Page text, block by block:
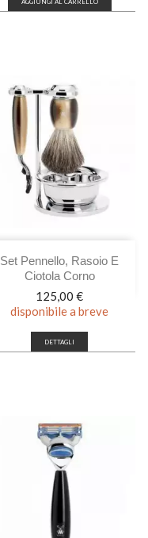
AGGIUNGI AL CARRELLO
Set Pennello, Rasoio E
Ciotola Corno
Prezzo
125,00 €
disponibile a breve
DETTAGLI